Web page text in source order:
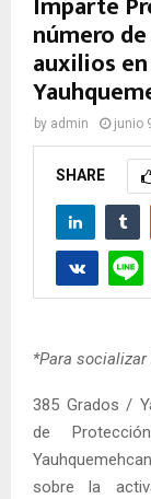
número
auxilios
by admin junio
SHARE
*Para
385 Grados /
de
sobre la